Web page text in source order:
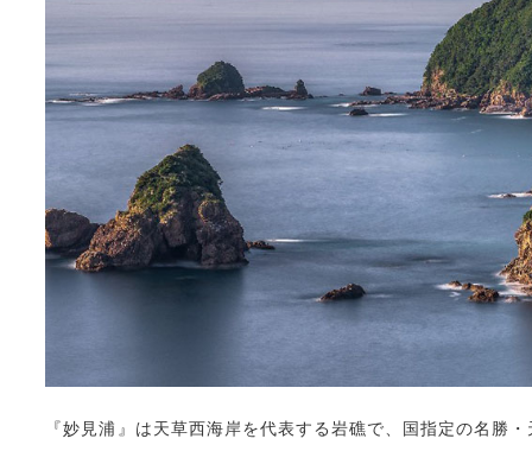
『妙見浦』は天草西海岸を代表する岩礁で、国指定の名勝